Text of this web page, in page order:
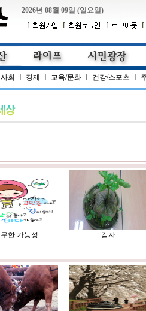
2026년 08월 09일 (일요일)
사회 경제 교육/문화 건강/스포츠
무한 가능성 감자